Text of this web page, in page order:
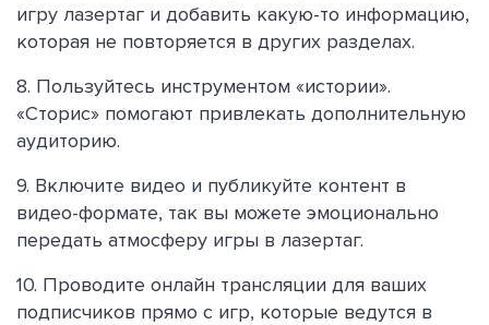
игру лазертаг и добавить какую-то информацию,
которая не повторяется в других разделах.
8. Пользуйтесь инструментом «истории».
«Сторис» помогают привлекать дополнительную
аудиторию.
9. Включите видео и публикуйте контент в
видео-формате, так вы можете эмоционально
передать атмосферу игры в лазертаг.
10. Проводите онлайн трансляции для ваших
подписчиков прямо с игр, которые ведутся в